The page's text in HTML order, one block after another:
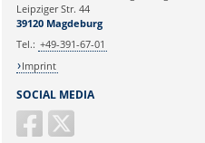
SOCIAL MEDIA
Leipziger Str. 44
39120 Magdeburg
Tel.: +49-391-67-01
Imprint